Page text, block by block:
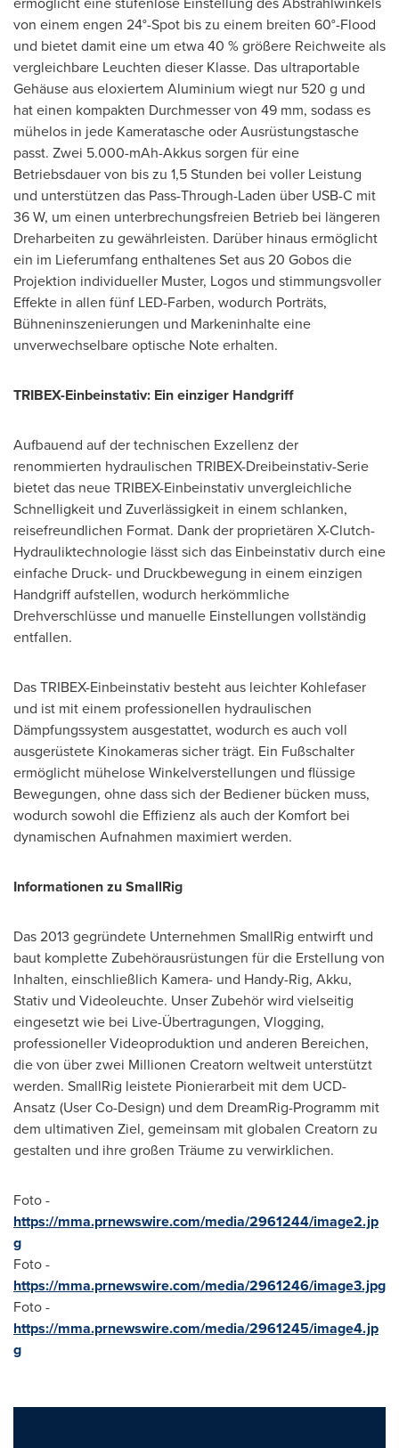
von einem engen 24°-Spot bis zu einem breiten 60°-Flood
und bietet damit eine um etwa 40 % größere Reichweite als
vergleichbare Leuchten dieser Klasse. Das ultraportable
Gehäuse aus eloxiertem Aluminium wiegt nur 520 g und
hat einen kompakten Durchmesser von 49 mm, sodass es
mühelos in jede Kameratasche oder Ausrüstungstasche
passt. Zwei 5.000-mAh-Akkus sorgen für eine
Betriebsdauer von bis zu 1,5 Stunden bei voller Leistung
und unterstützen das Pass-Through-Laden über USB-C mit
36 W, um einen unterbrechungsfreien Betrieb bei längeren
Dreharbeiten zu gewährleisten. Darüber hinaus ermöglicht
ein im Lieferumfang enthaltenes Set aus 20 Gobos die
Projektion individueller Muster, Logos und stimmungsvoller
Effekte in allen fünf LED-Farben, wodurch Porträts,
Bühneninszenierungen und Markeninhalte eine
unverwechselbare optische Note erhalten.
TRIBEX-Einbeinstativ: Eineinziger Handgriff
Aufbauend auf der technischen Exzellenz der
renommierten hydraulischen TRIBEX-Dreibeinstativ-Serie
bietet das neue TRIBEX-Einbeinstativ unvergleichliche
Schnelligkeit und Zuverlässigkeit in einem schlanken,
reisefreundlichen Format. Dank der proprietären X-Clutch-
Hydrauliktechnologie lässt sich das Einbeinstativ durch eine
einfache Druck- und Druckbewegung in einem einzigen
Handgriff aufstellen, wodurch herkömmliche
Drehverschlüsse und manuelle Einstellungen vollständig
entfallen.
Das TRIBEX-Einbeinstativ besteht aus leichter Kohlefaser
und ist mit einem professionellen hydraulischen
Dämpfungssystem ausgestattet, wodurch es auch voll
ausgerüstete Kinokameras sicher trägt. Ein Fußschalter
ermöglicht mühelose Winkelverstellungen und flüssige
Bewegungen, ohne dass sich der Bediener bücken muss,
wodurch sowohl die Effizienz als auch der Komfort bei
dynamischen Aufnahmen maximiert werden.
Informationen zu SmallRig
Das 2013 gegründete Unternehmen SmallRig entwirft und
baut komplette Zubehörausrüstungen für die Erstellung von
Inhalten, einschließlich Kamera- und Handy-Rig, Akku,
Stativ und Videoleuchte. Unser Zubehör wird vielseitig
eingesetzt wie bei Live-Übertragungen, Vlogging,
professioneller Videoproduktion und anderen Bereichen,
die von über zwei Millionen Creatorn weltweit unterstützt
werden. SmallRig leistete Pionierarbeit mit dem UCD-
Ansatz (User Co-Design) und dem DreamRig-Programm mit
dem ultimativen Ziel, gemeinsam mit globalen Creatorn zu
gestalten und ihre großen Träume zu verwirklichen.
Foto -
https://mma.prnewswire.com/media/2961244/image2.jp
g
Foto -
https://mma.prnewswire.com/media/2961246/image3.jpg
Foto -
https://mma.prnewswire.com/media/2961245/image4.jp
g